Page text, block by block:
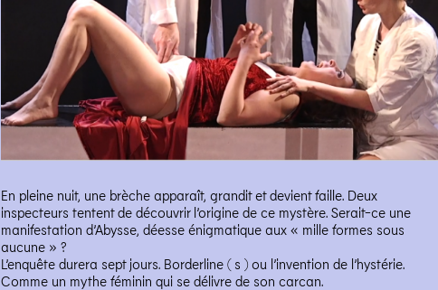
En pleine nuit, une brèche apparaît, grandit et devient faille. Deux
inspecteurs tentent de découvrir l’origine de ce mystère. Serait-ce une
manifestation d’Abysse, déesse énigmatique aux « mille formes sous
aucune » ?
L’enquête durera sept jours. Borderline ( s ) ou l’invention de l’hystérie.
Comme un mythe féminin qui se délivre de son carcan.